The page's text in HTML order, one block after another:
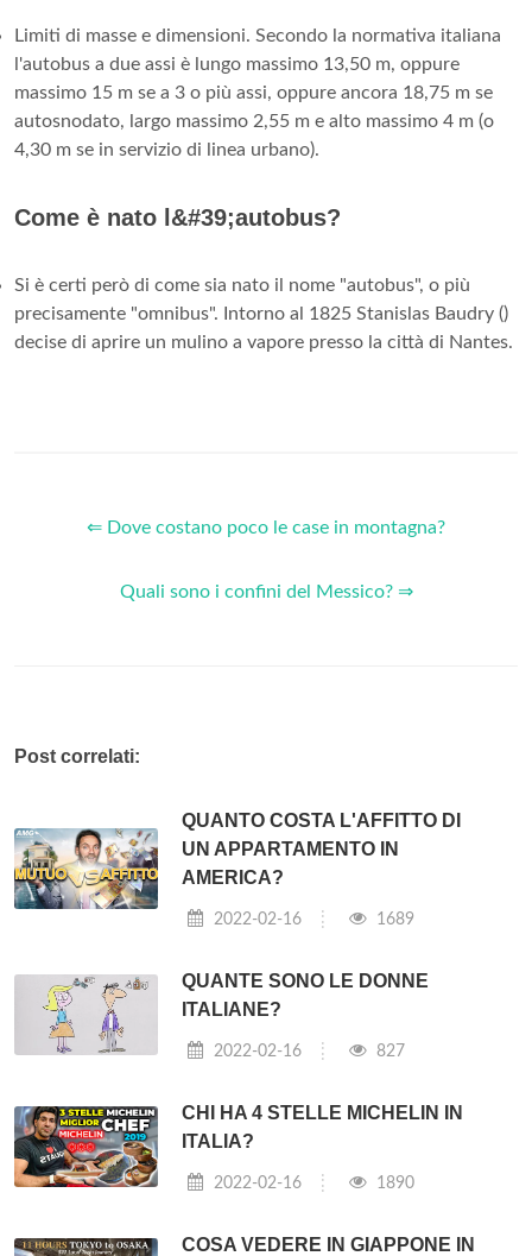
Limiti di masse e dimensioni. Secondo la normativa italiana
l'autobus a due assi è lungo massimo 13,50 m, oppure
massimo 15 m se a 3 o più assi, oppure ancora 18,75 m se
autosnodato, largo massimo 2,55 m e alto massimo 4 m (o
4,30 m se in servizio di linea urbano).
Come è nato l&#39;autobus?
Si è certi però di come sia nato il nome "autobus", o più
precisamente "omnibus". Intorno al 1825 Stanislas Baudry ()
decise di aprire un mulino a vapore presso la città di Nantes.
⇐ Dove costano poco le case in montagna?
Quali sono i confini del Messico? ⇒
Post correlati:
QUANTO COSTA L'AFFITTO DI
UN APPARTAMENTO IN
AMERICA?
2022-02-16 1689
QUANTE SONO LE DONNE
ITALIANE?
2022-02-16 827
CHI HA 4 STELLE MICHELIN IN
ITALIA?
2022-02-16 1890
COSA VEDERE IN GIAPPONE IN